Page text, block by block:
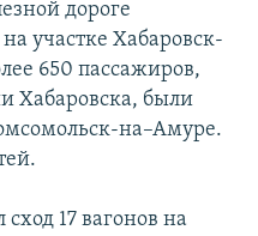
дороге
участке Хабаровск-
650 пассажиров,
Хабаровска, были
на–Амуре.
17 вагонов на